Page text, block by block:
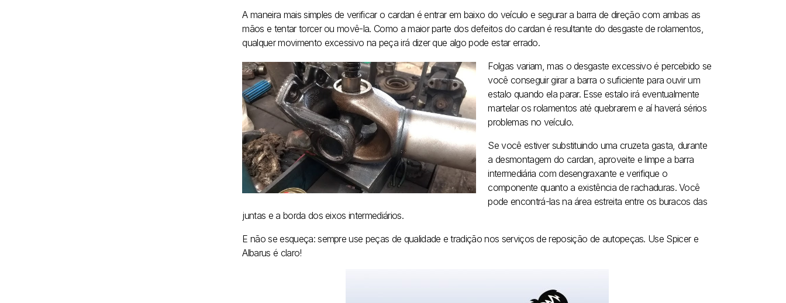
A maneira mais simples de verificar o cardan é entrar em baixo do veículo e segurar a barra de direção com ambas as
mãos e tentar torcer ou movê-la. Como a maior parte dos defeitos do cardan é resultante do desgaste de rolamentos,
qualquer movimento excessivo na peça irá dizer que algo pode estar errado.
Folgas variam, mas o desgaste excessivo é percebido se
você conseguir girar a barra o suficiente para ouvir um
estalo quando ela parar. Esse estalo irá eventualmente
martelar os rolamentos até quebrarem e aí haverá sérios
problemas no veículo.
Se você estiver substituindo uma cruzeta gasta, durante
a desmontagem do cardan, aproveite e limpe a barra
intermediária com desengraxante e verifique o
componente quanto a existência de rachaduras. Você
pode encontrá-las na área estreita entre os buracos das
juntas e a borda dos eixos intermediários.
E não se esqueça: sempre use peças de qualidade e tradição nos serviços de reposição de autopeças. Use Spicer e
Albarus é claro!